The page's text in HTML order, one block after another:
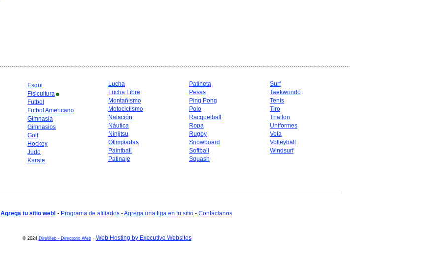
Esqui
Fisicultura
Futbol
Futbol Americano
Gimnasia
Gimnasios
Golf
Hockey
Judo
Karate
Lucha
Lucha Libre
Montañismo
Motociclismo
Natación
Náutica
Ninjitsu
Olimpiadas
Paintball
Patinaje
Patineta
Pesas
Ping Pong
Polo
Racquetball
Ropa
Rugby
Snowboard
Softball
Squash
Surf
Taekwondo
Tenis
Tiro
Triatlon
Uniformes
Vela
Volleyball
Windsurf
Agrega tu sitio web! - Programa de afiliados -Agrega una liga en tu sitio - Contáctanos
© 2024 DireWeb - Directorio Web- Web Hosting by Executive Websites